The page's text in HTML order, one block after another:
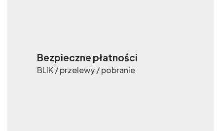
Bezpieczne płatności
BLIK / przelewy / pobranie